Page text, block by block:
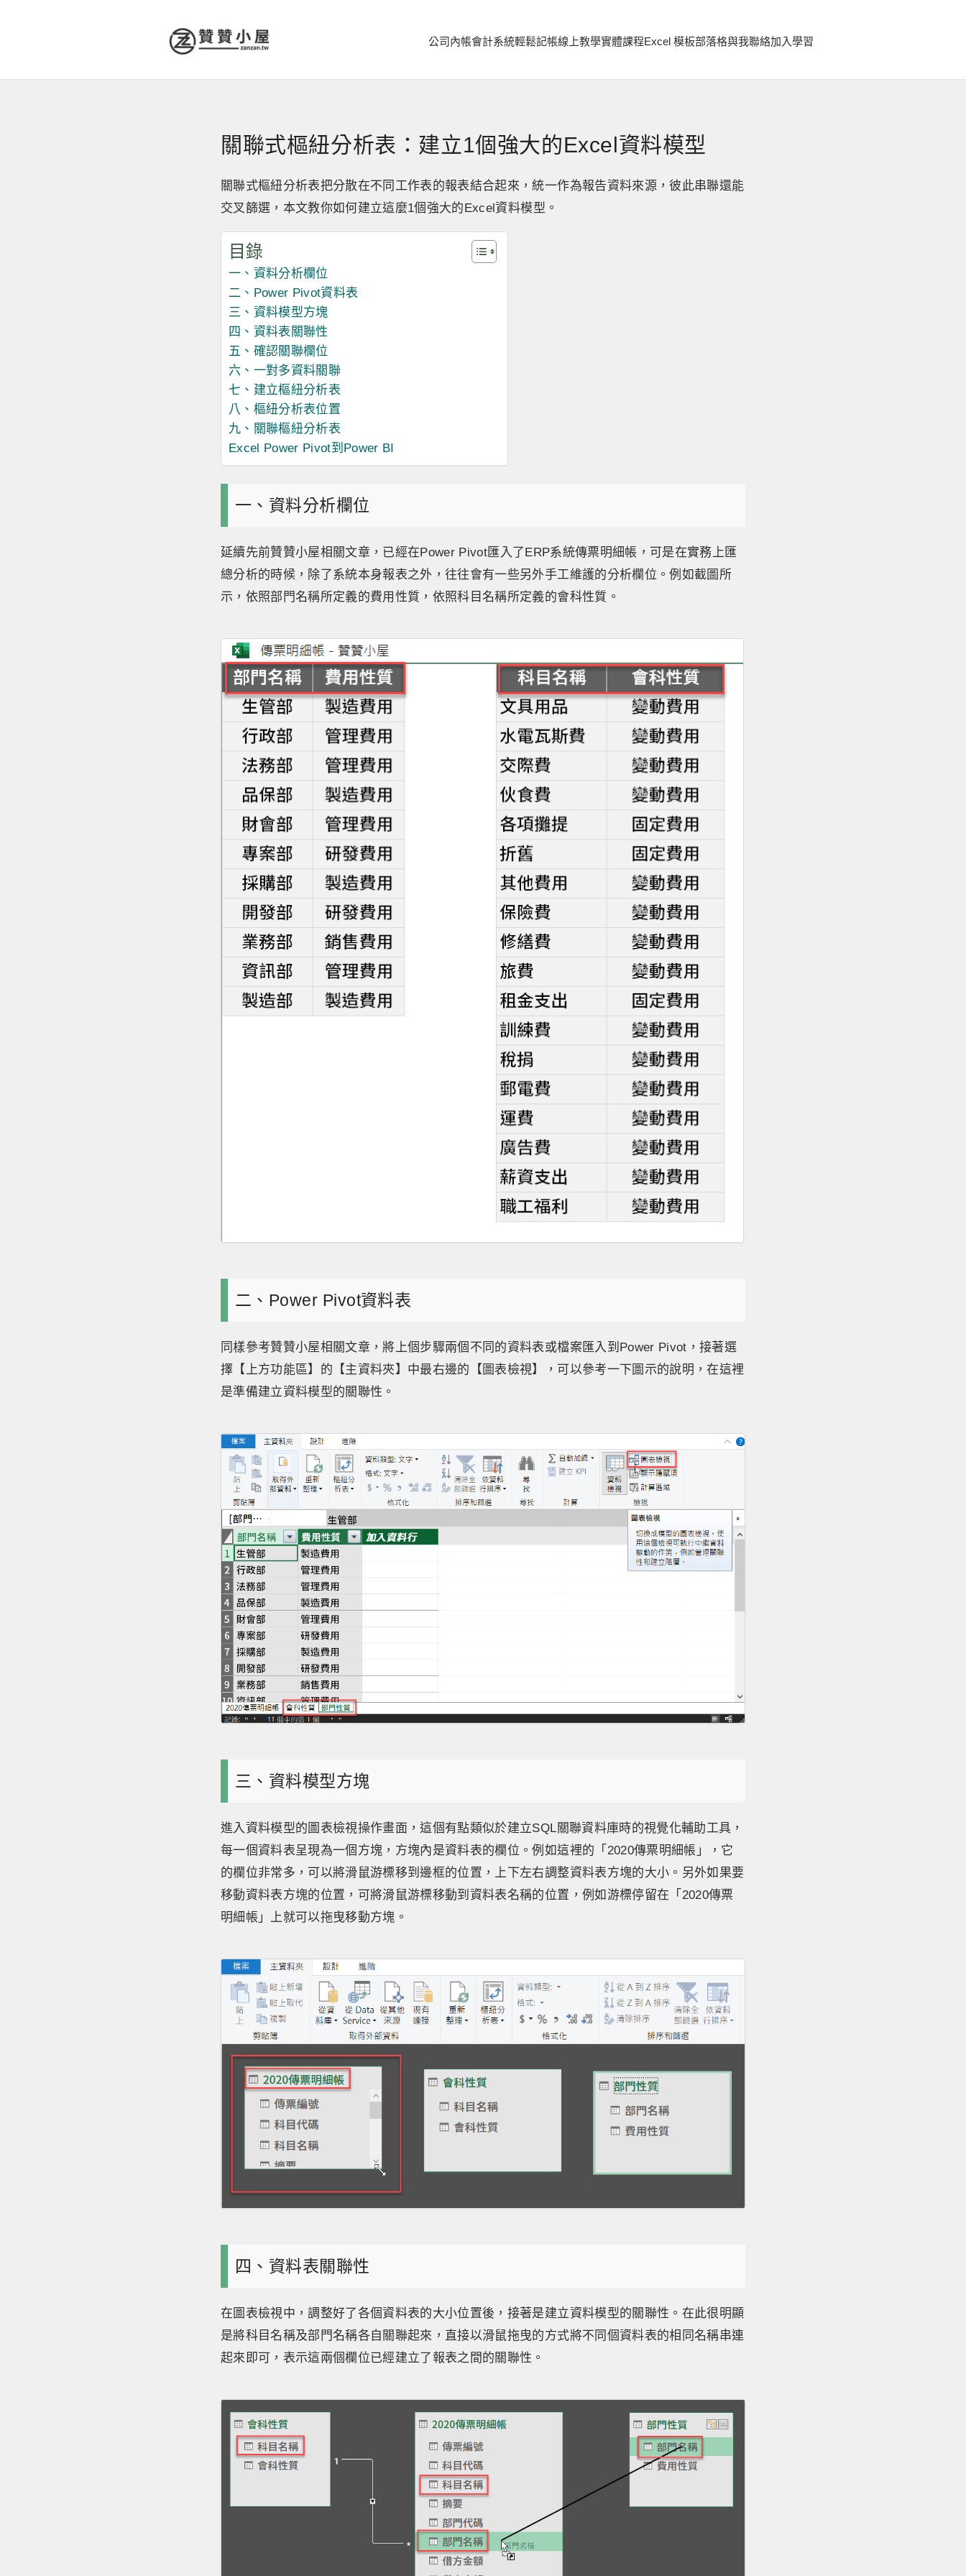
公司內帳會計系統輕鬆記帳線上教學實體課程Excel 模板部落格與我聯絡加入學習
關聯式樞紐分析表：建立1個強大的Excel資料模型
關聯式樞紐分析表把分散在不同工作表的報表結合起來，統一作為報告資料來源，彼此串聯還能
交叉篩選，本文教你如何建立這麼1個強大的Excel資料模型。
目錄
一、資料分析欄位
二、Power Pivot資料表
三、資料模型方塊
四、資料表關聯性
五、確認關聯欄位
六、一對多資料關聯
七、建立樞紐分析表
八、樞紐分析表位置
九、關聯樞紐分析表
Excel Power Pivot到Power BI
一、資料分析欄位
延續先前贊贊小屋相關文章，已經在Power Pivot匯入了ERP系統傳票明細帳，可是在實務上匯
總分析的時候，除了系統本身報表之外，往往會有一些另外手工維護的分析欄位。例如截圖所
示，依照部門名稱所定義的費用性質，依照科目名稱所定義的會科性質。
二、Power Pivot資料表
同樣參考贊贊小屋相關文章，將上個步驟兩個不同的資料表或檔案匯入到Power Pivot，接著選
擇【上方功能區】的【主資料夾】中最右邊的【圖表檢視】，可以參考一下圖示的說明，在這裡
是準備建立資料模型的關聯性。
三、資料模型方塊
進入資料模型的圖表檢視操作畫面，這個有點類似於建立SQL關聯資料庫時的視覺化輔助工具，
每一個資料表呈現為一個方塊，方塊內是資料表的欄位。例如這裡的「2020傳票明細帳」，它
的欄位非常多，可以將滑鼠游標移到邊框的位置，上下左右調整資料表方塊的大小。另外如果要
移動資料表方塊的位置，可將滑鼠游標移動到資料表名稱的位置，例如游標停留在「2020傳票
明細帳」上就可以拖曳移動方塊。
四、資料表關聯性
在圖表檢視中，調整好了各個資料表的大小位置後，接著是建立資料模型的關聯性。在此很明顯
是將科目名稱及部門名稱各自關聯起來，直接以滑鼠拖曳的方式將不同個資料表的相同名稱串連
起來即可，表示這兩個欄位已經建立了報表之間的關聯性。